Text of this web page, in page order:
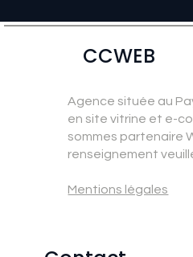
CCWEB
Agence située au
en site vitrine et e-
sommes partenaire
renseignement
Mentions légales